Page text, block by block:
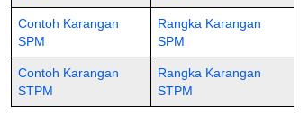
Contoh Karangan
SPM
Rangka Karangan
SPM
Contoh Karangan
STPM
Rangka Karangan
STPM